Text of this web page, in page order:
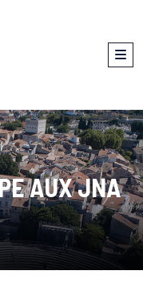
AUX JNA